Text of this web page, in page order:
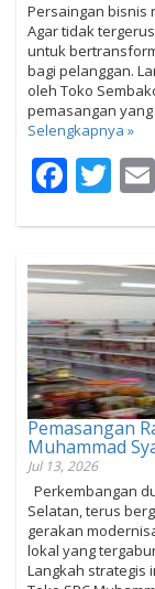
Persaingan bisnis
Agar tidak
untuk
bagi pelanggan.
oleh Toko
pemasangan
Selengkapnya »
Pemasangan
Muhammad
Jul 13, 2026
Perkembangan
Selatan, terus
gerakan
lokal yang
Langkah strategis